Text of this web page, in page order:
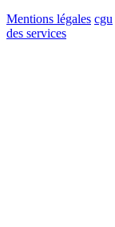
Mentions légales cgu
des services